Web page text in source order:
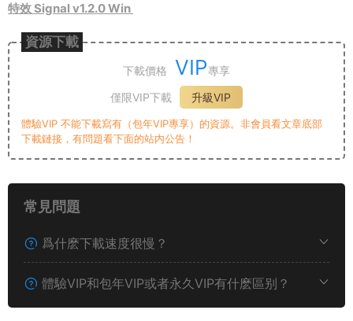
特效 Signal v1.2.0 Win
資源下載
下載價格 VIP專享
僅限VIP下載
升級VIP
體驗VIP 不能下載寫有（包年VIP專享）的資源。非會員看文章底部
下載鏈接，有問題看下面的站内公告！
常見問題
爲什麽下載速度很慢？
體驗VIP和包年VIP或者永久VIP有什麽區别？